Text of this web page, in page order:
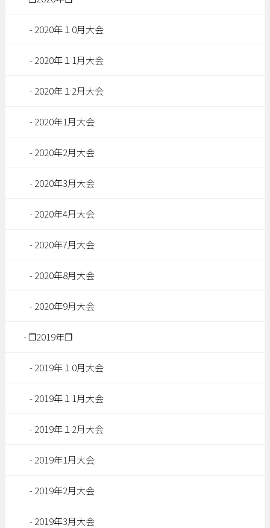
2020年１0月大会
2020年１1月大会
2020年１2月大会
2020年1月大会
2020年2月大会
2020年3月大会
2020年4月大会
2020年7月大会
2020年8月大会
2020年9月大会
❐2019年❐
2019年１0月大会
2019年１1月大会
2019年１2月大会
2019年1月大会
2019年2月大会
2019年3月大会